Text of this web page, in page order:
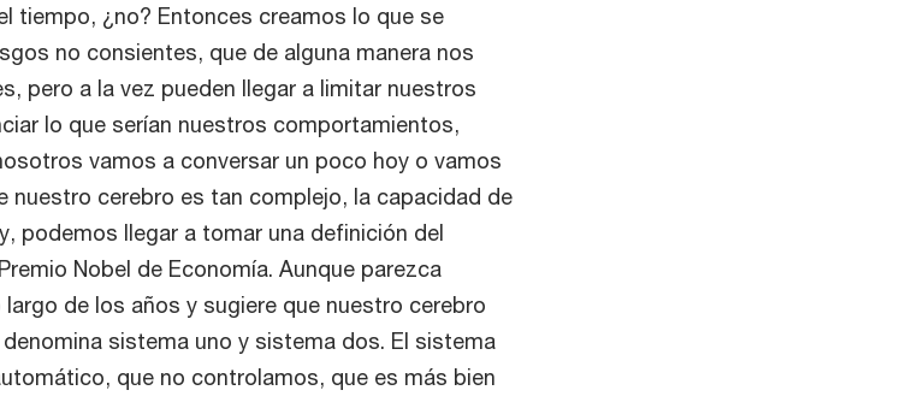
tiempo, ¿no? Entonces creamos lo que se
no consientes, que de alguna manera nos
pero a la vez pueden llegar a limitar nuestros
lo que serían nuestros comportamientos,
vamos a conversar un poco hoy o vamos
nuestro cerebro es tan complejo, la capacidad de
podemos llegar a tomar una definición del
Nobel de Economía. Aunque parezca
de los años y sugiere que nuestro cerebro
sistema uno y sistema dos. El sistema
que no controlamos, que es más bien